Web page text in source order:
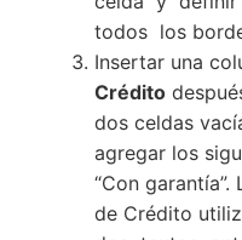
todos los
Insertar una
Crédito
dos celdas
agregar los
“Con
de Crédito